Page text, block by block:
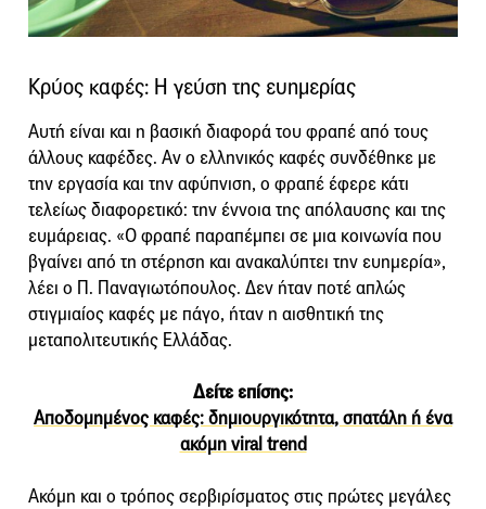
Κρύος καφές: Η γεύση της ευημερίας
Αυτή είναι και η βασική διαφορά του φραπέ από τους
άλλους καφέδες. Αν ο ελληνικός καφές συνδέθηκε με
την εργασία και την αφύπνιση, ο φραπέ έφερε κάτι
τελείως διαφορετικό: την έννοια της απόλαυσης και της
ευμάρειας. «Ο φραπέ παραπέμπει σε μια κοινωνία που
βγαίνει από τη στέρηση και ανακαλύπτει την ευημερία»,
λέει ο Π. Παναγιωτόπουλος. Δεν ήταν ποτέ απλώς
στιγμιαίος καφές με πάγο, ήταν η αισθητική της
μεταπολιτευτικής Ελλάδας.
Δείτε επίσης:
Αποδομημένος καφές: δημιουργικότητα, σπατάλη ή ένα
ακόμη viral trend
Ακόμη και ο τρόπος σερβιρίσματος στις πρώτες μεγάλες